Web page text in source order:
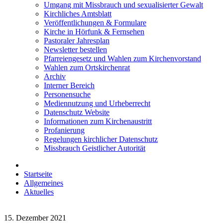
Umgang mit Missbrauch und sexualisierter Gewalt
Kirchliches Amtsblatt
Veröffentlichungen & Formulare
Kirche in Hörfunk & Fernsehen
Pastoraler Jahresplan
Newsletter bestellen
Pfarreiengesetz und Wahlen zum Kirchenvorstand
Wahlen zum Ortskirchenrat
Archiv
Interner Bereich
Personensuche
Mediennutzung und Urheberrecht
Datenschutz Website
Informationen zum Kirchenaustritt
Profanierung
Regelungen kirchlicher Datenschutz
Missbrauch Geistlicher Autorität
Startseite
Allgemeines
Aktuelles
15. Dezember 2021